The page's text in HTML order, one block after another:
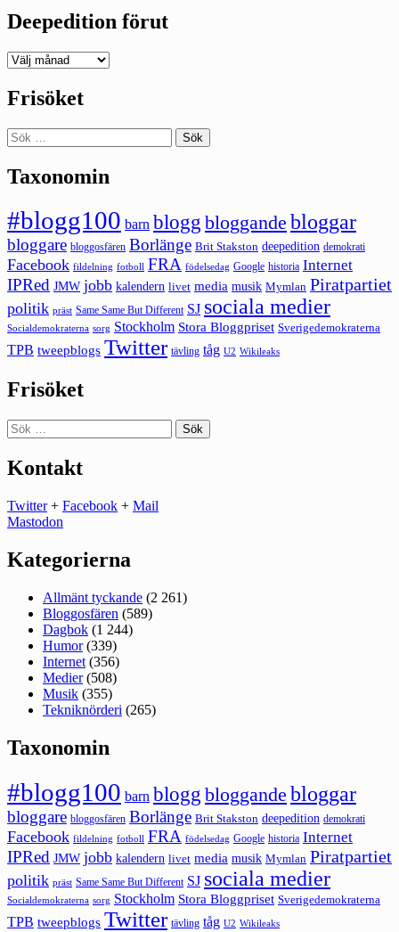
Deepedition förut
Deepedition
Frisöket
Sök
efter:
Taxonomin
#blogg100 barn blogg bloggande bloggar
bloggare bloggosfären Borlänge Brit Stakston deepedition demokrati
Facebook fildelning fotboll FRA födelsedag Google historia Internet
IPRed JMW jobb kalendern livet media musik Mymlan Piratpartiet
politik präst Same Same But Different SJ sociala medier
Socialdemokraterna sorg Stockholm Stora Bloggpriset Sverigedemokraterna
TPB tweepblogs Twitter tävling tåg U2 Wikileaks
Frisöket
Sök
efter:
Kontakt
Twitter+ Facebook + Mail
Mastodon
Kategorierna
Allmänt tyckande (2 261)
Bloggosfären (589)
Dagbok (1 244)
Humor(339)
Internet (356)
Medier(508)
Musik (355)
Tekniknörderi (265)
Taxonomin
#blogg100 barn blogg bloggande bloggar
bloggare bloggosfären Borlänge Brit Stakston deepedition demokrati
Facebook fildelning fotboll FRA födelsedag Google historia Internet
IPRed JMW jobb kalendern livet media musik Mymlan Piratpartiet
politik präst Same Same But Different SJ sociala medier
Socialdemokraterna sorg Stockholm Stora Bloggpriset Sverigedemokraterna
TPB tweepblogs Twitter tävling tåg U2 Wikileaks